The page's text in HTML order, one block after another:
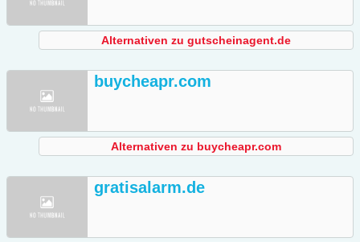
Alternativen zu gutscheinagent.de
buycheapr.com
Alternativen zu buycheapr.com
gratisalarm.de